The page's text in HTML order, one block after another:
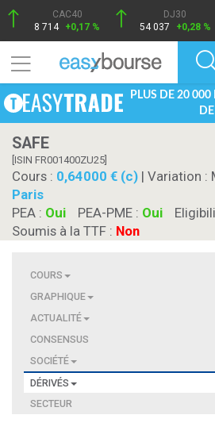
CAC40
8 714 +0,17 %
DJ30
54 037
+0,28 %
PLUS DE 20
SAFE
[ISIN FR001400ZU25]
Cours : 0,64000 € (c) | Variation :
Paris
PEA : Oui PEA-PME : Oui
Soumis à la TTF : Non
COURS
GRAPHIQUE
ACTUALITÉ
CONSENSUS
SOCIÉTÉ
DÉRIVÉS
SECTEUR